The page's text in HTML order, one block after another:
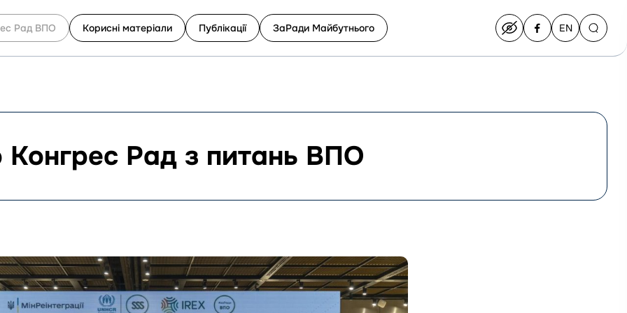
Рад ВПО Корисні матеріали Публікації ЗаРади Майбутнього
Switch
English
EN
Конгрес Рад з питань ВПО